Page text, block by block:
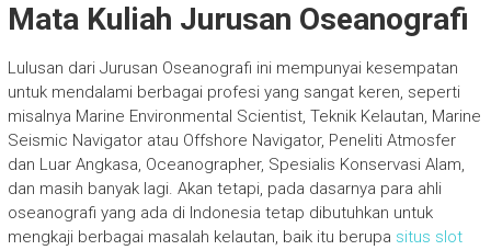
Mata Kuliah Jurusan Oseanografi
Lulusan dari Jurusan Oseanografi ini mempunyai kesempatan
untuk mendalami berbagai profesi yang sangat keren, seperti
misalnya Marine Environmental Scientist, Teknik Kelautan, Marine
Seismic Navigator atau Offshore Navigator, Peneliti Atmosfer
dan Luar Angkasa, Oceanographer, Spesialis Konservasi Alam,
dan masih banyak lagi. Akan tetapi, pada dasarnya para ahli
oseanografi yang ada di Indonesia tetap dibutuhkan untuk
mengkaji berbagai masalah kelautan, baik itu berupa situs slot